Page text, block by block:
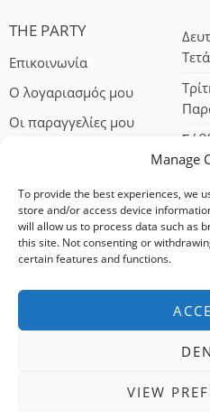
Manage
To provide the best experiences, we
store and/or access device
will allow us to process data such as
this site. Not consenting or
certain features and functions.
VIEW
THE PARTY
Επικοινωνία
Ο λογαριασμός μου
Οι παραγγελίες μου